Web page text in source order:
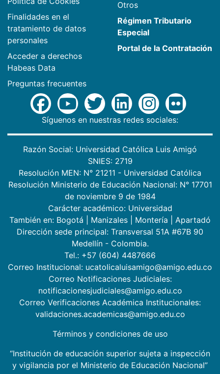
Finalidades en el
tratamiento de datos
personales
Acceder a derechos
Habeas Data
Preguntas frecuentes
Otros
Régimen Tributario
Especial
Portal de la Contratación
Síguenos en nuestras redes sociales:
Razón Social: Universidad Católica Luis Amigó
SNIES: 2719
Resolución MEN: N° 21211 - Universidad Católica
Resolución Ministerio de Educación Nacional: N° 17701
de noviembre 9 de 1984
Carácter académico: Universidad
También en: Bogotá Manizales Montería
Apartadó
Dirección sede principal: Transversal 51A #67B 90
Medellín - Colombia.
Tel.: +57 (604) 4487666
Correo Institucional: ucatolicaluisamigo@amigo.edu.co
Correo Notificaciones Judiciales:
notificacionesjudiciales@amigo.edu.co
Correo Verificaciones Académica Institucionales:
validaciones.academicas@amigo.edu.co
Términos y condiciones de uso
“Institución de educación superior sujeta a inspección
y vigilancia por el Ministerio de Educación Nacional”